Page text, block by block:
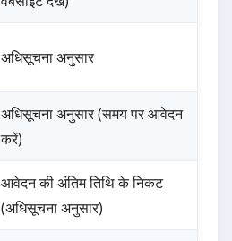
अधिसूचना अनुसार
अधिसूचना अनुसार (समय पर आवेदन
करें)
आवेदन की अंतिम तिथि के निकट
(अधिसूचना अनुसार)